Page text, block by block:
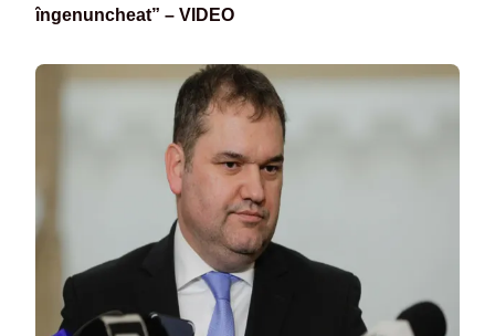
îngenuncheat” – VIDEO